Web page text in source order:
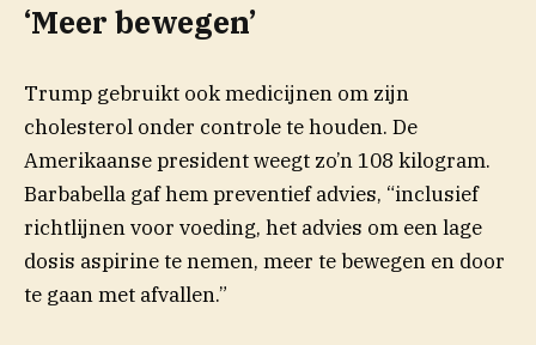
‘Meer bewegen’
Trump gebruikt ook medicijnen om zijn
cholesterol onder controle te houden. De
Amerikaanse president weegt zo’n 108 kilogram.
Barbabella gaf hem preventief advies, “inclusief
richtlijnen voor voeding, het advies om een lage
dosis aspirine te nemen, meer te bewegen en door
te gaan met afvallen.”